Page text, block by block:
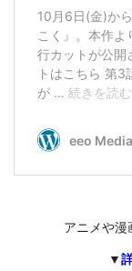
アニメや漫
▼